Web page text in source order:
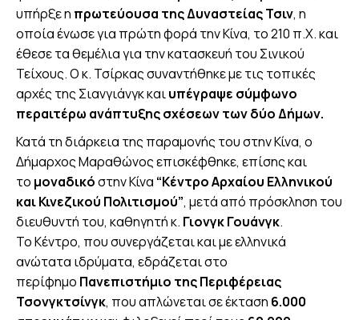
υπήρξε η πρωτεύουσα της Δυναστείας Τσιν, η
οποία ένωσε για πρώτη φορά την Κίνα, το 210 π.Χ. και
έθεσε τα θεμέλια για την κατασκευή του Σινικού
Τείχους. Ο κ. Τσίρκας συναντήθηκε με τις τοπικές
αρχές της Σιανγιάνγκ καιυπέγραψε σύμφωνο
περαιτέρω ανάπτυξης σχέσεων των δύο Δήμων.
Κατά τη διάρκεια της παραμονής του στην Κίνα, ο
Δήμαρχος Μαραθώνος επισκέφθηκε, επίσης και
το μοναδικόστην Κίνα “Κέντρο Αρχαίου Ελληνικού
και Κινεζικού Πολιτισμού”, μετά από πρόσκληση του
διευθυντή του, καθηγητή κ. Γιονγκ Γουάνγκ.
Το Κέντρο, που συνεργάζεται και με ελληνικά
ανώτατα ιδρύματα, εδράζεται στο
περίφημο Πανεπιστήμιο της Περιφέρειας
Τσονγκτσίνγκ, που απλώνεται σε έκταση 6.000